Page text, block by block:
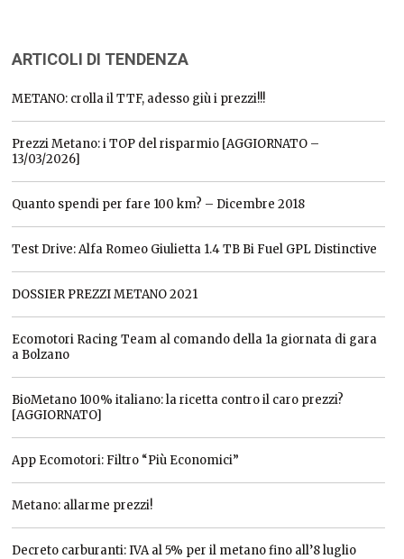
ARTICOLI DI TENDENZA
METANO: crolla il TTF, adesso giù i prezzi!!!
Prezzi Metano: i TOP del risparmio [AGGIORNATO –
13/03/2026]
Quanto spendi per fare 100 km? – Dicembre 2018
Test Drive: Alfa Romeo Giulietta 1.4 TB Bi Fuel GPL Distinctive
DOSSIER PREZZI METANO 2021
Ecomotori Racing Team al comando della 1a giornata di gara
a Bolzano
BioMetano 100% italiano: la ricetta contro il caro prezzi?
[AGGIORNATO]
App Ecomotori: Filtro “Più Economici”
Metano: allarme prezzi!
Decreto carburanti: IVA al 5% per il metano fino all’8 luglio